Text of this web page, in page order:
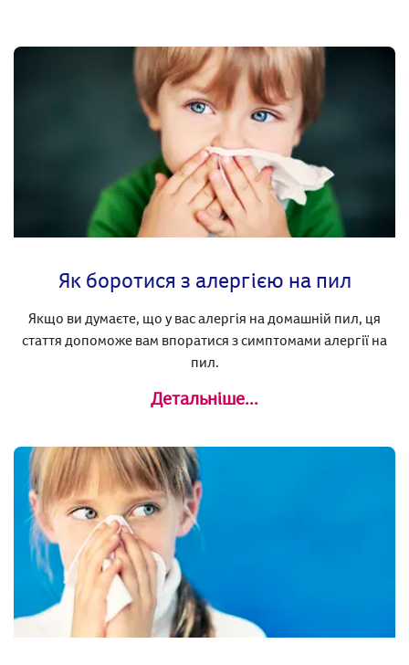
Як боротися з алергією на пил
Якщо ви думаєте, що у вас алергія на домашній пил, ця
стаття допоможе вам впоратися з симптомами алергії на
пил.
Детальніше...